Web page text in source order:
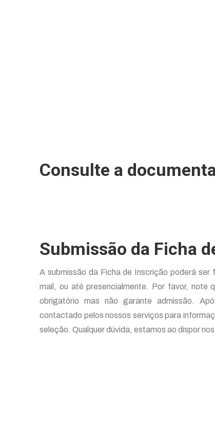
Consulte a
Submissão da Ficha
A submissão da Ficha de Inscrição poderá
mail, ou até presencialmente. Por favor, note
obrigatório mas não garante admissão.
contactado pelos nossos serviços para
seleção. Qualquer dúvida, estamos ao dispor